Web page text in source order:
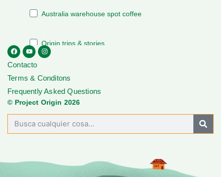
Contacto
Terms & Conditons
Frequently Asked Questions
© Project Origin 2026